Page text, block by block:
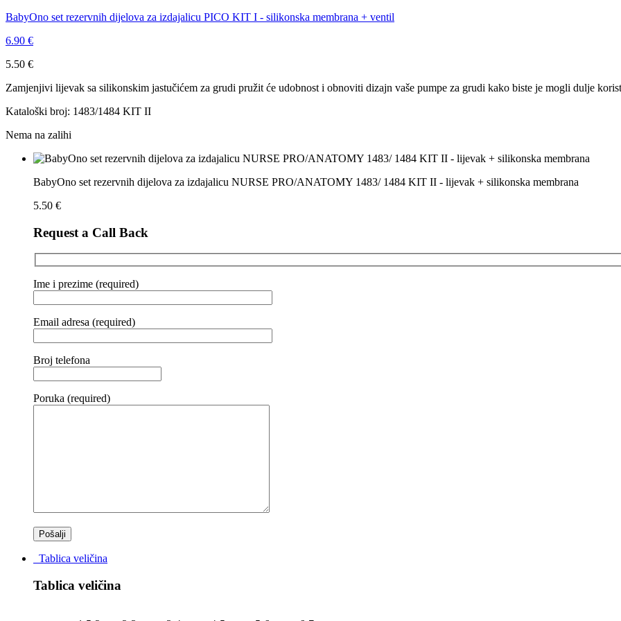
BabyOno set rezervnih dijelova za izdajalicu PICO KIT I - silikonska membrana + ventil
6.90 €
5.50 €
Zamjenjivi lijevak sa silikonskim jastučićem za grudi pružit će udobnost i obnoviti dizajn vaše pumpe za grudi kako biste je mogli dulje
Kataloški broj: 1483/1484 KIT II
Nema na zalihi
BabyOno set rezervnih dijelova za izdajalicu NURSE PRO/ANATOMY 1483/ 1484 KIT II - lijevak + silikonska membrana
5.50 €
Request a Call Back
Ime i prezime (required)
Email adresa (required)
Broj telefona
Poruka (required)
Tablica veličina
Tablica veličina